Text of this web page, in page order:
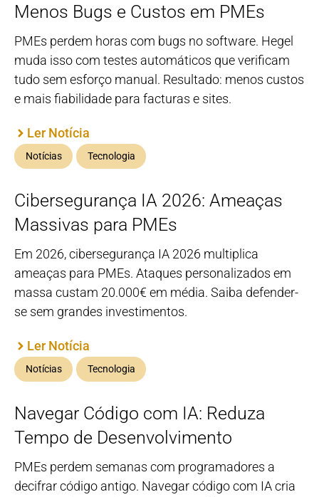
Notícias Tecnologia
Menos Bugs e Custos em PMEs
PMEs perdem horas com bugs no software. Hegel
muda isso com testes automáticos que verificam
tudo sem esforço manual. Resultado: menos custos
e mais fiabilidade para facturas e sites.
Ler Notícia
Notícias Tecnologia
Cibersegurança IA 2026: Ameaças
Massivas para PMEs
Em 2026, cibersegurança IA 2026 multiplica
ameaças para PMEs. Ataques personalizados em
massa custam 20.000€ em média. Saiba defender-
se sem grandes investimentos.
Ler Notícia
Navegar Código com IA: Reduza
Tempo de Desenvolvimento
PMEs perdem semanas com programadores a
decifrar código antigo. Navegar código com IA cria